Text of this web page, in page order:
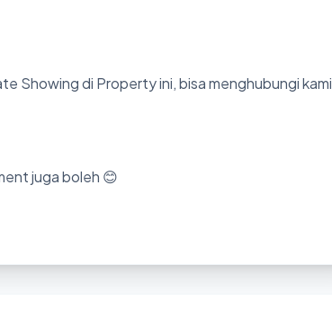
Showing di Property ini, bisa menghubungi kami
juga boleh 😊